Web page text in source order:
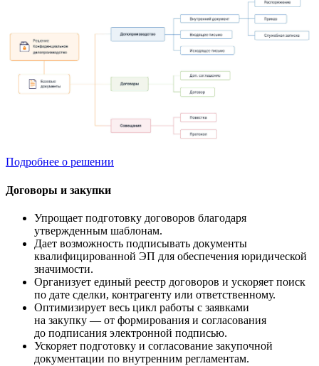
Подробнее о решении
Договоры и закупки
Упрощает подготовку договоров благодаря
утвержденным шаблонам.
Дает возможность подписывать документы
квалифицированной ЭП для обеспечения юридической
значимости.
Организует единый реестр договоров и ускоряет поиск
по дате сделки, контрагенту или ответственному.
Оптимизирует весь цикл работы с заявками
на закупку — от формирования и согласования
до подписания электронной подписью.
Ускоряет подготовку и согласование закупочной
документации по внутренним регламентам.